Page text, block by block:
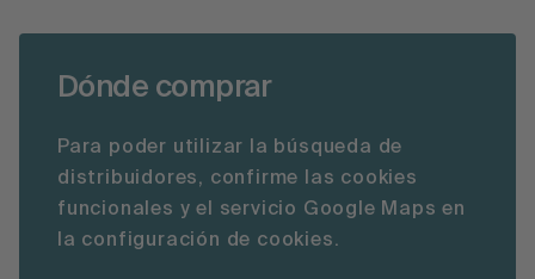
Dónde comprar
Para poder utilizar la búsqueda de
distribuidores, confirme las cookies
funcionales y el servicio Google Maps en
la configuración de cookies.